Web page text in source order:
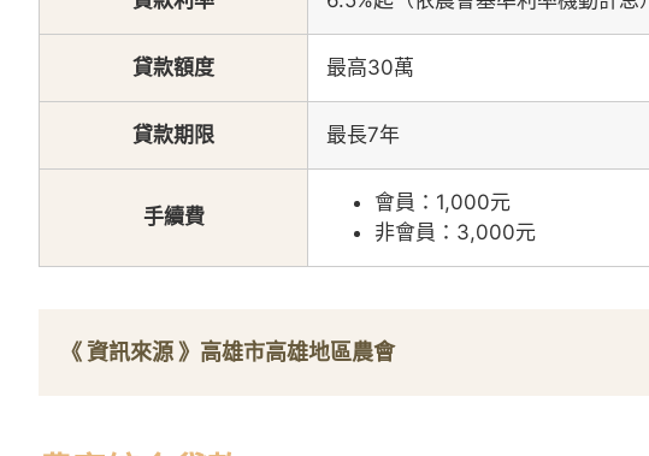
貸款額度 最高30萬
貸款期限 最長7年
手續費
會員：1,000元
非會員：3,000元
《 資訊來源 》 高雄市高雄地區農會